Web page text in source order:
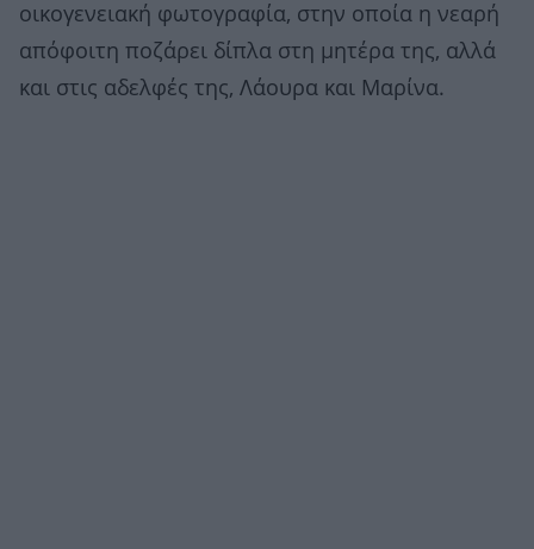
οικογενειακή φωτογραφία, στην οποία η νεαρή
απόφοιτη ποζάρει δίπλα στη μητέρα της, αλλά
και στις αδελφές της, Λάουρα και Μαρίνα.